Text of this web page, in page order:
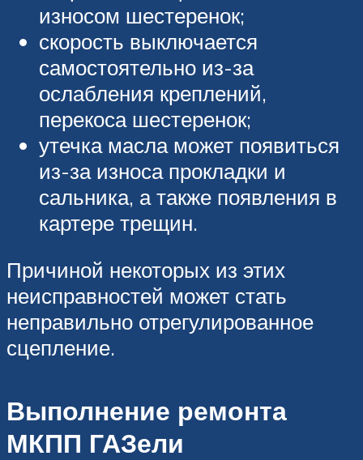
износом шестеренок;
скорость выключается
самостоятельно из-за
ослабления креплений,
перекоса шестеренок;
утечка масла может появиться
из-за износа прокладки и
сальника, а также появления в
картере трещин.
Причиной некоторых из этих
неисправностей может стать
неправильно отрегулированное
сцепление.
Выполнение ремонта
МКПП ГАЗели